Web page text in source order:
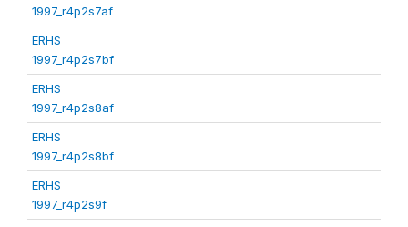
1997_r4p2s7af
ERHS
1997_r4p2s7bf
ERHS
1997_r4p2s8af
ERHS
1997_r4p2s8bf
ERHS
1997_r4p2s9f